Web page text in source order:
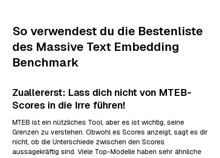
So verwendest du die Bestenliste
des Massive Text Embedding
Benchmark
Zuallererst: Lass dich nicht von MTEB-
Scores in die Irre führen!
MTEB ist ein nützliches Tool, aber es ist wichtig, seine
Grenzen zu verstehen. Obwohl es Scores anzeigt, sagt es dir
nicht, ob die Unterschiede zwischen den Scores
aussagekräftig sind. Viele Top-Modelle haben sehr ähnliche